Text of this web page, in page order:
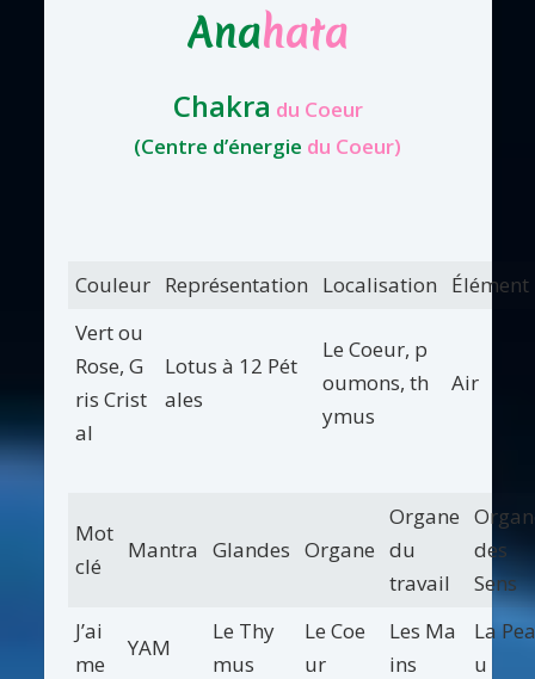
Anahata
Chakra du Coeur
(Centre d’énergie du Coeur)
Couleur Représentation Localisation
Élément
Vert ou
Rose, G
ris Crist
al
Lotus à 12 Pét
ales
Le Coeur, p
oumons, th
ymus
Air
Mot
clé
Mantra Glandes Organe
Organe
du
travail
des
Sens
J’ai
me
YAM
Le Thy
mus
Le Coe
ur
Les Ma
ins
La Pea
u